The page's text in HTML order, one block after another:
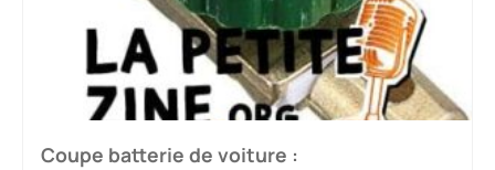
Coupe batterie de voiture :